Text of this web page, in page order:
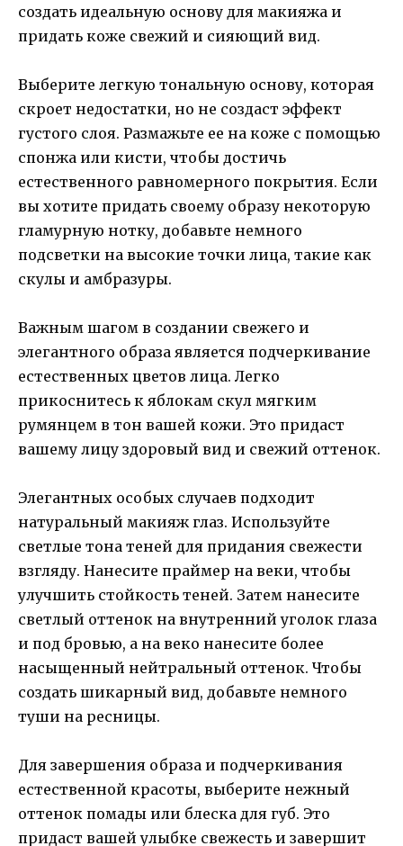
создать идеальную основу для макияжа и
придать коже свежий и сияющий вид.
Выберите легкую тональную основу, которая
скроет недостатки, но не создаст эффект
густого слоя. Размажьте ее на коже с помощью
спонжа или кисти, чтобы достичь
естественного равномерного покрытия. Если
вы хотите придать своему образу некоторую
гламурную нотку, добавьте немного
подсветки на высокие точки лица, такие как
скулы и амбразуры.
Важным шагом в создании свежего и
элегантного образа является подчеркивание
естественных цветов лица. Легко
прикоснитесь к яблокам скул мягким
румянцем в тон вашей кожи. Это придаст
вашему лицу здоровый вид и свежий оттенок.
Элегантных особых случаев подходит
натуральный макияж глаз. Используйте
светлые тона теней для придания свежести
взгляду. Нанесите праймер на веки, чтобы
улучшить стойкость теней. Затем нанесите
светлый оттенок на внутренний уголок глаза
и под бровью, а на веко нанесите более
насыщенный нейтральный оттенок. Чтобы
создать шикарный вид, добавьте немного
туши на ресницы.
Для завершения образа и подчеркивания
естественной красоты, выберите нежный
оттенок помады или блеска для губ. Это
придаст вашей улыбке свежесть и завершит